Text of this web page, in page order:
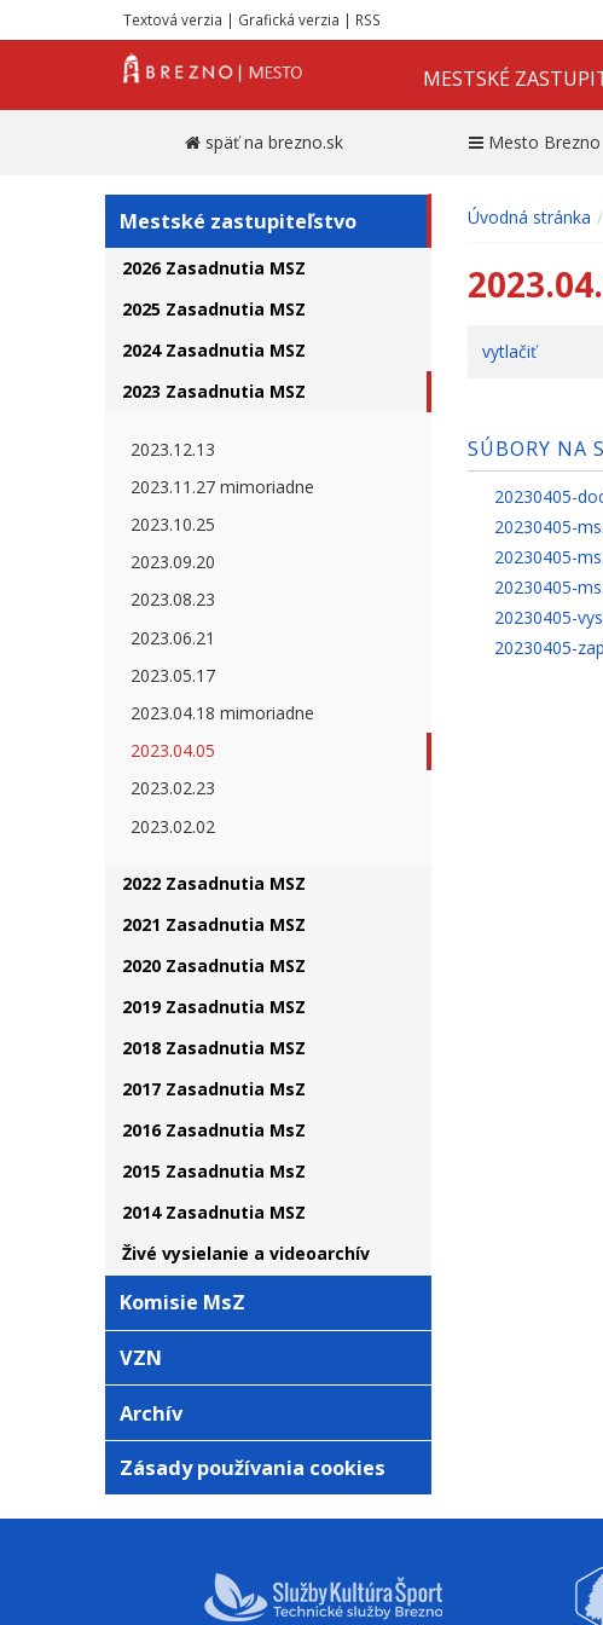
Textová verzia | Grafická verzia | RSS
MESTSKÉ
späť na brezno.sk Mesto Brezno
Mestské zastupiteľstvo
2026 Zasadnutia MSZ
2025 Zasadnutia MSZ
2024 Zasadnutia MSZ
2023 Zasadnutia MSZ
2023.12.13
2023.11.27 mimoriadne
2023.10.25
2023.09.20
2023.08.23
2023.06.21
2023.05.17
2023.04.18 mimoriadne
2023.04.05
2023.02.23
2023.02.02
2022 Zasadnutia MSZ
2021 Zasadnutia MSZ
2020 Zasadnutia MSZ
2019 Zasadnutia MSZ
2018 Zasadnutia MSZ
2017 Zasadnutia MsZ
2016 Zasadnutia MsZ
2015 Zasadnutia MsZ
2014 Zasadnutia MSZ
Živé vysielanie a videoarchív
Komisie MsZ
VZN
Archív
Zásady používania cookies
Úvodná stránka
vytlačiť
SÚBORY NA
20230405-
20230405-
20230405-
20230405-
20230405-
20230405-